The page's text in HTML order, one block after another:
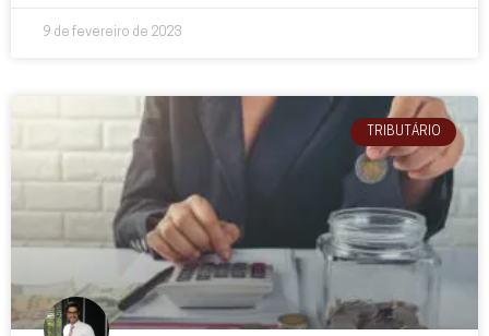
9 de fevereiro de 2023
TRIBUTÁRIO